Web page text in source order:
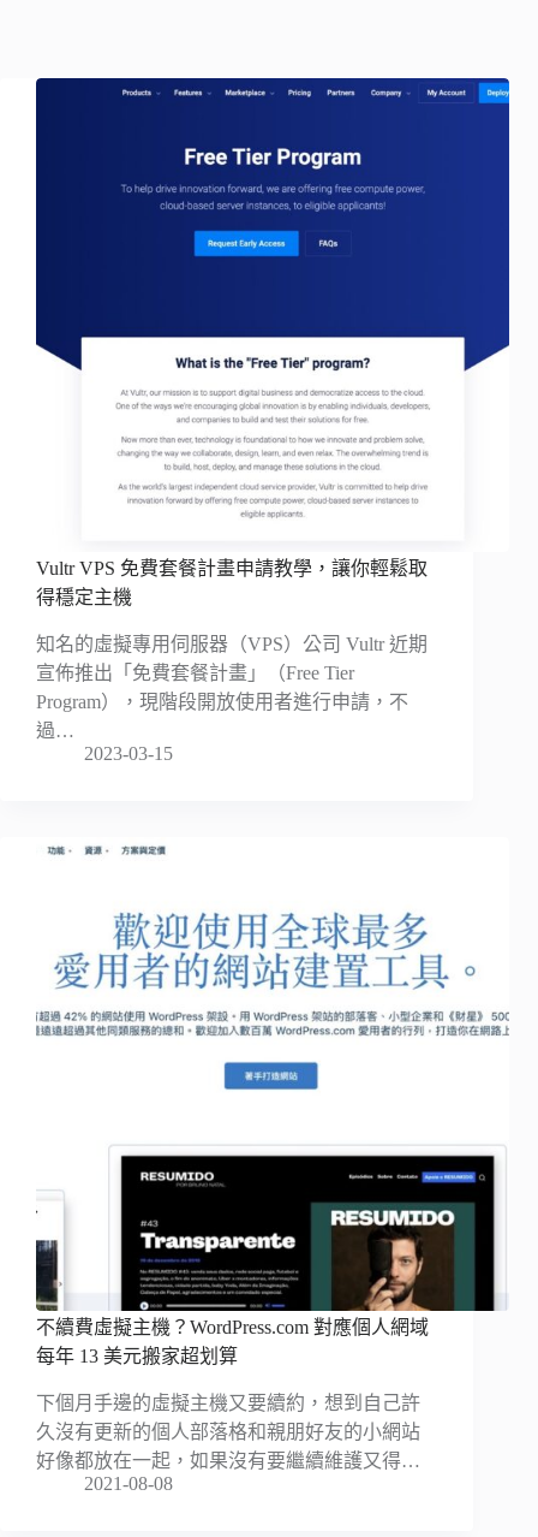
Vultr VPS 免費套餐計畫申請教學，讓你輕鬆取
得穩定主機
知名的虛擬專用伺服器（VPS）公司 Vultr 近期
宣佈推出「免費套餐計畫」（Free Tier
Program），現階段開放使用者進行申請，不
過…
2023-03-15
不續費虛擬主機？WordPress.com 對應個人網域
每年 13 美元搬家超划算
下個月手邊的虛擬主機又要續約，想到自己許
久沒有更新的個人部落格和親朋好友的小網站
好像都放在一起，如果沒有要繼續維護又得…
2021-08-08